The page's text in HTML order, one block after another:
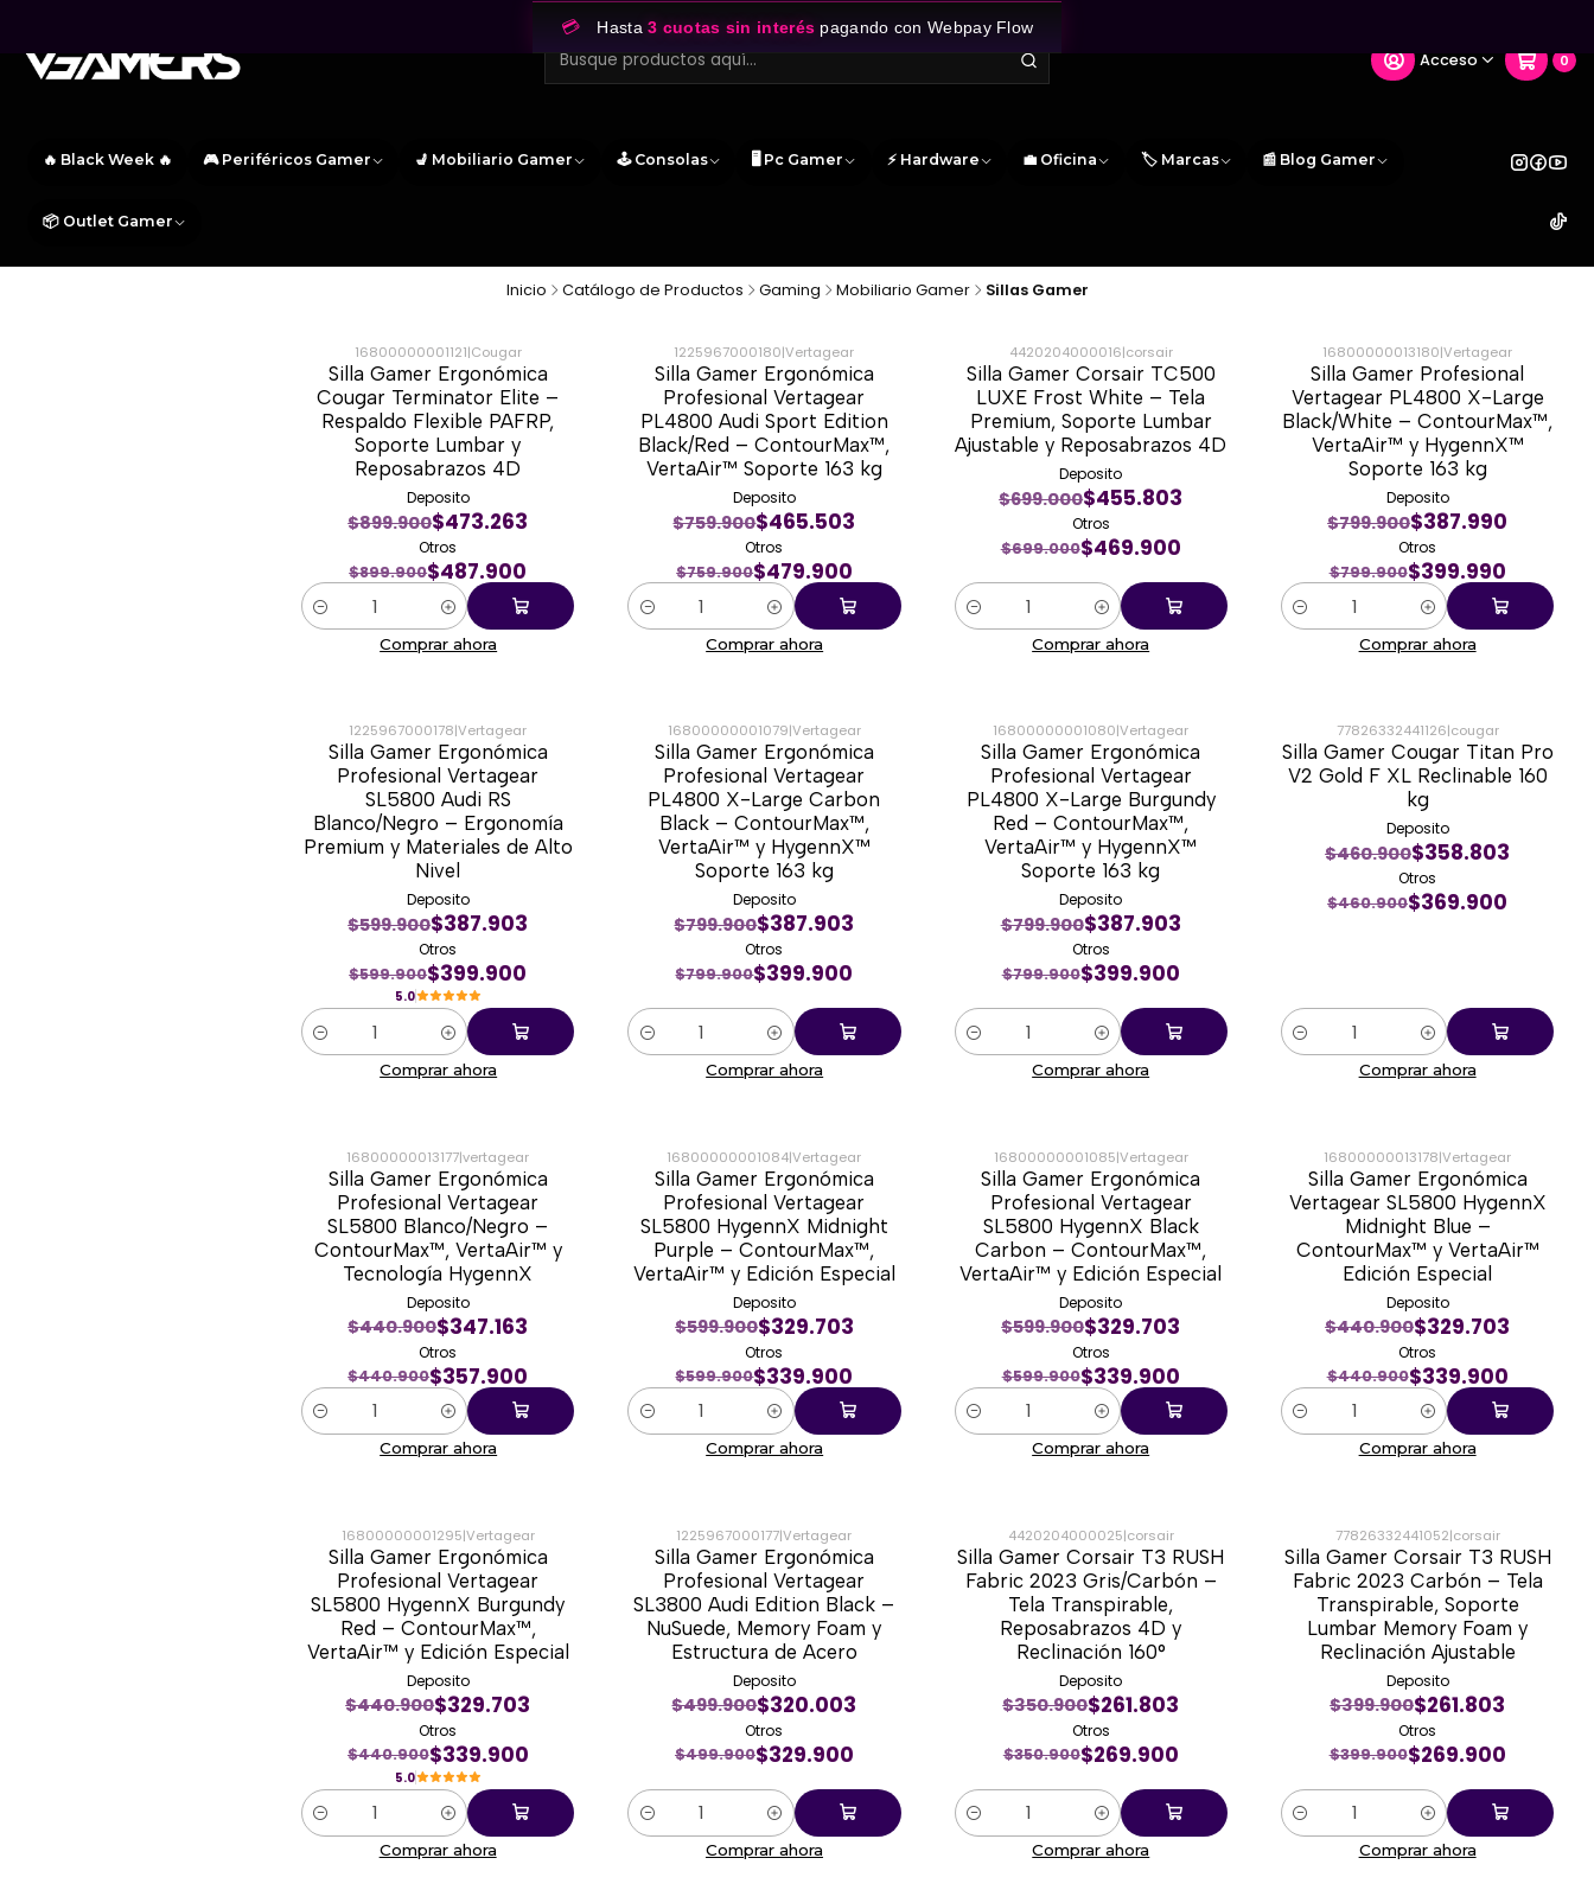
Acceso 0
🔥 Black Week 🔥 🎮 Periféricos Gamer 💺 Mobiliario Gamer 🕹️ Consolas 🖥️ Pc Gamer ⚡ Hardware 💼 Oficina 🏷️ Marcas 📰 Blog Gamer
📦 Outlet Gamer
💳 Hasta3 cuotas sin interés pagando con Webpay Flow
Inicio Catálogo de Productos Gaming Mobiliario Gamer Sillas Gamer
-46%
16800000001121|Cougar
Silla Gamer Ergonómica
Cougar Terminator Elite –
Respaldo Flexible PAFRP,
Soporte Lumbar y
Reposabrazos 4D
Deposito
$899.900$473.263
Otros
$899.900$487.900
Cantidad
Comprar ahora
-37%
1225967000180|Vertagear
Silla Gamer Ergonómica
Profesional Vertagear
PL4800 Audi Sport Edition
Black/Red – ContourMax™,
VertaAir™ Soporte 163 kg
Deposito
$759.900$465.503
Otros
$759.900$479.900
Cantidad
Comprar ahora
-33%
4420204000016|corsair
Silla Gamer Corsair TC500
LUXE Frost White – Tela
Premium, Soporte Lumbar
Ajustable y Reposabrazos 4D
Deposito
$699.000$455.803
Otros
$699.000$469.900
Cantidad
Comprar ahora
-50%
16800000013180|Vertagear
Silla Gamer Profesional
Vertagear PL4800 X-Large
Black/White – ContourMax™,
VertaAir™ y HygennX™
Soporte 163 kg
Deposito
$799.900$387.990
Otros
$799.900$399.990
Cantidad
Comprar ahora
-33%
1225967000178|Vertagear
Silla Gamer Ergonómica
Profesional Vertagear
SL5800 Audi RS
Blanco/Negro – Ergonomía
Premium y Materiales de Alto
Nivel
Deposito
$599.900$387.903
Otros
$599.900$399.900
5.0
Cantidad
Comprar ahora
-50%
16800000001079|Vertagear
Silla Gamer Ergonómica
Profesional Vertagear
PL4800 X-Large Carbon
Black – ContourMax™,
VertaAir™ y HygennX™
Soporte 163 kg
Deposito
$799.900$387.903
Otros
$799.900$399.900
Cantidad
Comprar ahora
-50%
16800000001080|Vertagear
Silla Gamer Ergonómica
Profesional Vertagear
PL4800 X-Large Burgundy
Red – ContourMax™,
VertaAir™ y HygennX™
Soporte 163 kg
Deposito
$799.900$387.903
Otros
$799.900$399.900
Cantidad
Comprar ahora
-20%
77826332441126|cougar
Silla Gamer Cougar Titan Pro
V2 Gold F XL Reclinable 160
kg
Deposito
$460.900$358.803
Otros
$460.900$369.900
Cantidad
Comprar ahora
-19%
16800000013177|vertagear
Silla Gamer Ergonómica
Profesional Vertagear
SL5800 Blanco/Negro –
ContourMax™, VertaAir™ y
Tecnología HygennX
Deposito
$440.900$347.163
Otros
$440.900$357.900
Cantidad
Comprar ahora
-43%
16800000001084|Vertagear
Silla Gamer Ergonómica
Profesional Vertagear
SL5800 HygennX Midnight
Purple – ContourMax™,
VertaAir™ y Edición Especial
Deposito
$599.900$329.703
Otros
$599.900$339.900
Cantidad
Comprar ahora
-43%
16800000001085|Vertagear
Silla Gamer Ergonómica
Profesional Vertagear
SL5800 HygennX Black
Carbon – ContourMax™,
VertaAir™ y Edición Especial
Deposito
$599.900$329.703
Otros
$599.900$339.900
Cantidad
Comprar ahora
-23%
16800000013178|Vertagear
Silla Gamer Ergonómica
Vertagear SL5800 HygennX
Midnight Blue –
ContourMax™ y VertaAir™
Edición Especial
Deposito
$440.900$329.703
Otros
$440.900$339.900
Cantidad
Comprar ahora
-23%
16800000001295|Vertagear
Silla Gamer Ergonómica
Profesional Vertagear
SL5800 HygennX Burgundy
Red – ContourMax™,
VertaAir™ y Edición Especial
Deposito
$440.900$329.703
Otros
$440.900$339.900
5.0
Cantidad
Comprar ahora
-34%
1225967000177|Vertagear
Silla Gamer Ergonómica
Profesional Vertagear
SL3800 Audi Edition Black –
NuSuede, Memory Foam y
Estructura de Acero
Deposito
$499.900$320.003
Otros
$499.900$329.900
Cantidad
Comprar ahora
-23%
4420204000025|corsair
Silla Gamer Corsair T3 RUSH
Fabric 2023 Gris/Carbón –
Tela Transpirable,
Reposabrazos 4D y
Reclinación 160°
Deposito
$350.900$261.803
Otros
$350.900$269.900
Cantidad
Comprar ahora
-33%
77826332441052|corsair
Silla Gamer Corsair T3 RUSH
Fabric 2023 Carbón – Tela
Transpirable, Soporte
Lumbar Memory Foam y
Reclinación Ajustable
Deposito
$399.900$261.803
Otros
$399.900$269.900
Cantidad
Comprar ahora